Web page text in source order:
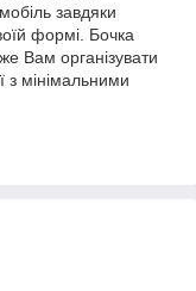
завдяки
формі. Бочка
Вам організувати
з мінімальними